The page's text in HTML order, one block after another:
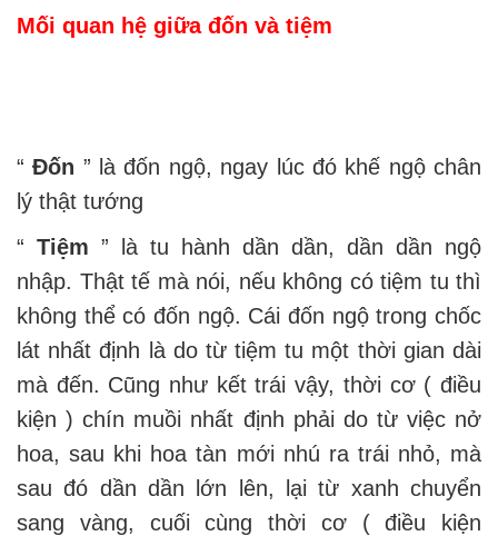
Mối quan hệ giữa đốn và tiệm
“Đốn ” là đốn ngộ, ngay lúc đó khế ngộ chân
lý thật tướng
“ Tiệm ” là tu hành dần dần, dần dần ngộ
nhập. Thật tế mà nói, nếu không có tiệm tu thì
không thể có đốn ngộ. Cái đốn ngộ trong chốc
lát nhất định là do từ tiệm tu một thời gian dài
mà đến. Cũng như kết trái vậy, thời cơ ( điều
kiện ) chín muồi nhất định phải do từ việc nở
hoa, sau khi hoa tàn mới nhú ra trái nhỏ, mà
sau đó dần dần lớn lên, lại từ xanh chuyển
sang vàng, cuối cùng thời cơ ( điều kiện